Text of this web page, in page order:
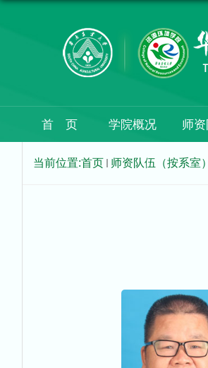
首 页 学院概况 师
当前位置:首页 师资队伍（按系室）